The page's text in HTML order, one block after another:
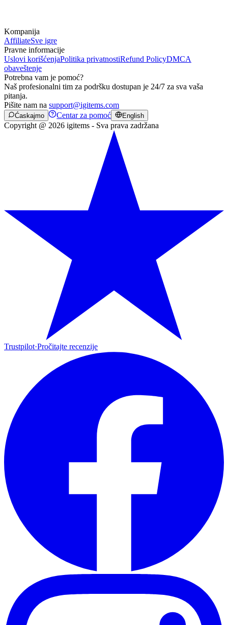
Kompanija
AffiliateSve igre
Pravne informacije
Uslovi korišćenjaPolitika privatnostiRefund PolicyDMCA
obaveštenje
Potrebna vam je pomoć?
Naš profesionalni tim za podršku dostupan je 24/7 za sva vaša
pitanja.
Pišite nam na support@igitems.com
Ćaskajmo Centar za pomoć English
Copyright @ 2026 igitems - Sva prava zadržana
Trustpilot·Pročitajte recenzije